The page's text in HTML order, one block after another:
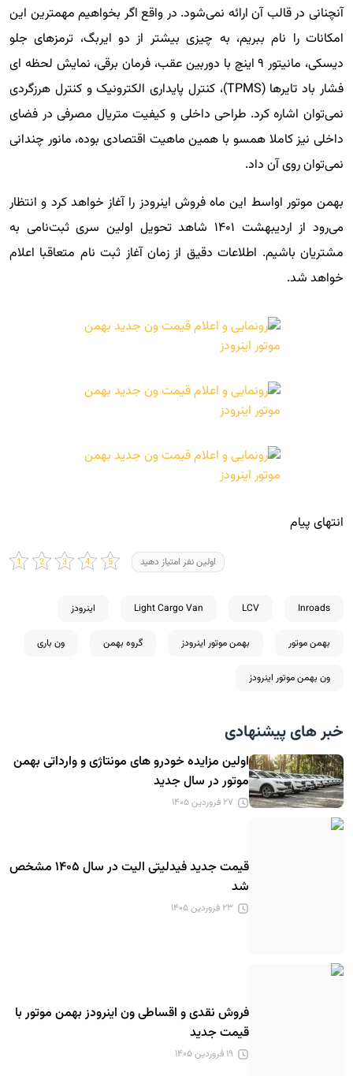
آنچنانی در قالب آن ارائه نمی‌شود. در واقع اگر بخواهیم مهمترین این
امکانات را نام ببریم، به چیزی بیشتر از دو ایربگ، ترمزهای جلو
دیسکی، مانیتور ۹ اینچ با دوربین عقب، فرمان برقی، نمایش لحظه ای
فشار باد تایرها (TPMS)، کنترل پایداری الکترونیک و کنترل هرزگردی
نمی‌توان اشاره کرد. طراحی داخلی و کیفیت متریال مصرفی در فضای
داخلی نیز کاملا همسو با همین ماهیت اقتصادی بوده، مانور چندانی
نمی‌توان روی آن داد.
بهمن موتور اواسط این ماه فروش اینرودز را آغاز خواهد کرد و انتظار
می‌رود از اردیبهشت ۱۴۰۱ شاهد تحویل اولین سری ثبت‌نامی به
مشتریان باشیم. اطلاعات دقیق از زمان آغاز ثبت نام متعاقبا اعلام
خواهد شد.
انتهای پیام
اولین نفر امتیاز دهید
Inroads
LCV
Light Cargo Van اینرودز
بهمن موتور بهمن موتور اینرودز گروه بهمن ون باری
ون بهمن موتور اینرودز
خبر های پیشنهادی
اولین مزایده خودرو های مونتاژی و وارداتی بهمن
موتور در سال جدید
۲۷ فروردین ۱۴۰۵
قیمت جدید فیدلیتی الیت در سال ۱۴۰۵ مشخص
شد
۲۳ فروردین ۱۴۰۵
فروش نقدی و اقساطی ون اینرودز بهمن موتور با
قیمت جدید
۱۹ فروردین ۱۴۰۵